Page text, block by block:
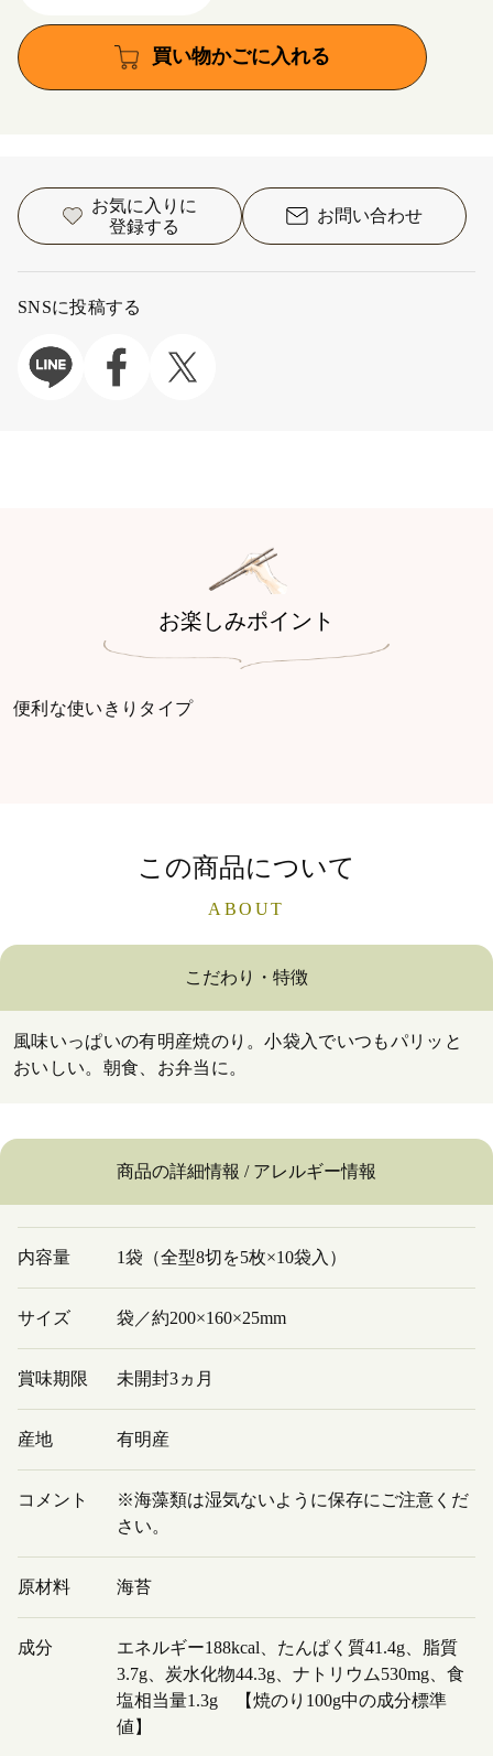
買い物かごに入れる
お気に入りに
登録する
お問い合わせ
SNSに投稿する
お楽しみポイント
便利な使いきりタイプ
この商品について
ABOUT
こだわり・特徴
風味いっぱいの有明産焼のり。小袋入でいつもパリッと
おいしい。朝食、お弁当に。
商品の詳細情報 / アレルギー情報
内容量 1袋（全型8切を5枚×10袋入）
サイズ 袋／約200×160×25mm
賞味期限 未開封3ヵ月
産地 有明産
コメント
※海藻類は湿気ないように保存にご注意くだ
さい。
原材料 海苔
成分
エネルギー188kcal、たんぱく質41.4g、脂質
3.7g、炭水化物44.3g、ナトリウム530mg、食
塩相当量1.3g 【焼のり100g中の成分標準
値】